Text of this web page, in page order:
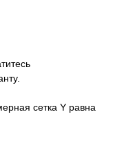
сетка Y равна